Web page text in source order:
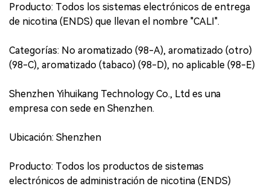
Producto: Todos los sistemas electrónicos de entrega
de nicotina (ENDS) que llevan el nombre "CALI".
Categorías: No aromatizado (98-A), aromatizado (otro)
(98-C), aromatizado (tabaco) (98-D), no aplicable (98-E)
Shenzhen Yihuikang Technology Co., Ltd es una
empresa con sede en Shenzhen.
Ubicación: Shenzhen
Producto: Todos los productos de sistemas
electrónicos de administración de nicotina (ENDS)